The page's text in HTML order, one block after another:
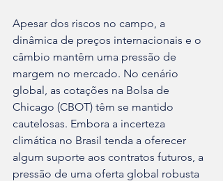
Apesar dos riscos no campo, a
dinâmica de preços internacionais e o
câmbio mantêm uma pressão de
margem no mercado. No cenário
global, as cotações na Bolsa de
Chicago (CBOT) têm se mantido
cautelosas. Embora a incerteza
climática no Brasil tenda a oferecer
algum suporte aos contratos futuros, a
pressão de uma oferta global robusta